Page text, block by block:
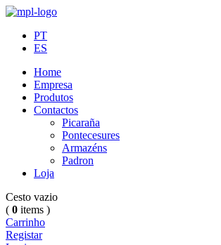
PT
ES
Home
Empresa
Produtos
Contactos
Picaraña
Pontecesures
Armazéns
Padron
Loja
Cesto vazio
( 0 items )
Carrinho
Registar